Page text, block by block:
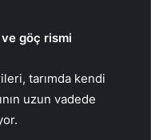
ve göç rismi
tarımda kendi
uzun vadede